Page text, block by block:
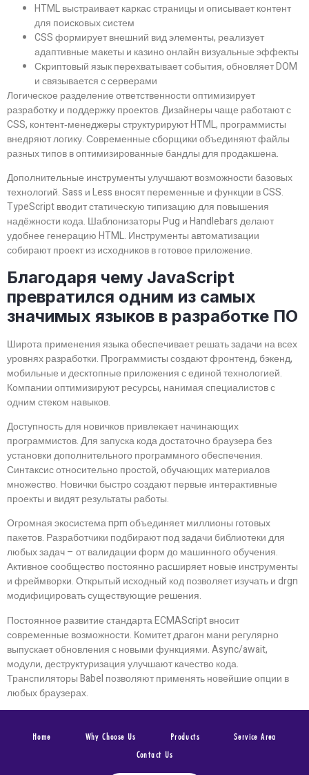
HTML выстраивает каркас страницы и описывает контент
для поисковых систем
CSS формирует внешний вид элементы, реализует
адаптивные макеты и казино онлайн визуальные эффекты
Скриптовый язык перехватывает события, обновляет DOM
и связывается с серверами
Логическое разделение ответственности оптимизирует
разработку и поддержку проектов. Дизайнеры чаще работают с
CSS, контент‑менеджеры структурируют HTML, программисты
внедряют логику. Современные сборщики объединяют файлы
разных типов в оптимизированные бандлы для продакшена.
Дополнительные инструменты улучшают возможности базовых
технологий. Sass и Less вносят переменные и функции в CSS.
TypeScript вводит статическую типизацию для повышения
надёжности кода. Шаблонизаторы Pug и Handlebars делают
удобнее генерацию HTML. Инструменты автоматизации
собирают проект из исходников в готовое приложение.
Благодаря чему JavaScript
превратился одним из самых
значимых языков в разработке ПО
Широта применения языка обеспечивает решать задачи на всех
уровнях разработки. Программисты создают фронтенд, бэкенд,
мобильные и десктопные приложения с единой технологией.
Компании оптимизируют ресурсы, нанимая специалистов с
одним стеком навыков.
Доступность для новичков привлекает начинающих
программистов. Для запуска кода достаточно браузера без
установки дополнительного программного обеспечения.
Синтаксис относительно простой, обучающих материалов
множество. Новички быстро создают первые интерактивные
проекты и видят результаты работы.
Огромная экосистема npm объединяет миллионы готовых
пакетов. Разработчики подбирают под задачи библиотеки для
любых задач – от валидации форм до машинного обучения.
Активное сообщество постоянно расширяет новые инструменты
и фреймворки. Открытый исходный код позволяет изучать и drgn
модифицировать существующие решения.
Постоянное развитие стандарта ECMAScript вносит
современные возможности. Комитет драгон мани регулярно
выпускает обновления с новыми функциями. Async/await,
модули, деструктуризация улучшают качество кода.
Транспиляторы Babel позволяют применять новейшие опции в
любых браузерах.
Home Why Choose Us Products
Service Area
Contact Us